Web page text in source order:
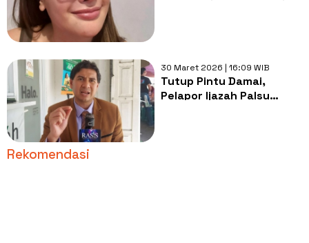
30 Maret 2026 | 16:09 WIB
Tutup Pintu Damai,
Pelapor Ijazah Palsu
Rekomendasi